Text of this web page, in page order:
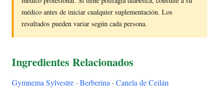
médico antes de iniciar cualquier suplementación. Los
resultados pueden variar según cada persona.
Ingredientes Relacionados
Gymnema Sylvestre · Berberina · Canela de Ceilán